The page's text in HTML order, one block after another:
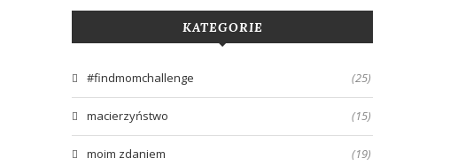
KATEGORIE
#findmomchallenge (25)
macierzyństwo (15)
moim zdaniem (19)